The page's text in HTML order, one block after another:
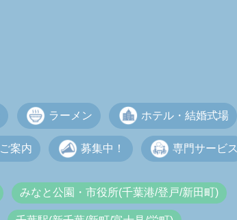
ラーメン ホテル・結婚式場
ご案内 募集中！ 専門サービス
みなと公園・市役所(千葉港/登戸/新田町)